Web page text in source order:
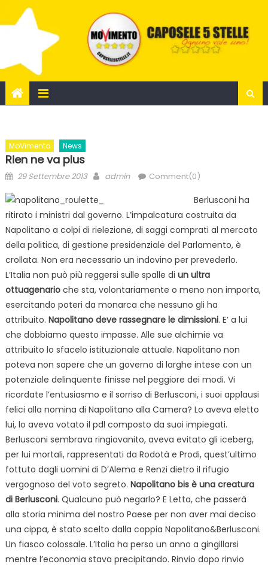
to
MoVimento News
Rien ne va plus
Posted
29 Settembre 2013 Author
admin Comment(0)
Berlusconi ha
ritirato i ministri dal governo. L’impalcatura costruita da
Napolitano a colpi di rielezione, di saggi comprati al mercato
della politica, di gestione presidenziale del Parlamento, è
crollata. Non era necessario un indovino per prevederlo.
L’Italia non può più reggersi sulle spalle di un ultra
ottuagenarioche sta, volontariamente o meno non importa,
esercitando poteri da monarca che nessuno gli ha
attribuito. Napolitano deve rassegnare le dimissioni. E’ a lui
che dobbiamo questo impasse. Alle sue alchimie va
attribuito lo sfacelo istituzionale attuale. Napolitano non
poteva non sapere che un governo di larghe intese con un
potenziale delinquente finisse nel peggiore dei modi. Vi
ricordate l’entusiasmo e il sorriso di Berlusconi, i suoi applausi
felici alla nomina di Napolitano alla Camera? Lo aveva eletto
lui, lo aveva votato il pdl composto da suoi impiegati.
Berlusconi sembrava ringiovanito, aveva evitato gli iceberg,
per lui mortali, rappresentati da Rodotà e Prodi, quest’ultimo
fottuto dagli uomini di D’Alema e Renzi dietro il rifugio
vergognoso del voto segreto. Napolitano bis è una creatura
di Berlusconi. Qualcuno può negarlo? E Letta, che passerà
alla storia minima del nostro Paese per non aver mai deciso
una cippa, è stato scelto dalla coppia Napolitano&Berlusconi.
Un fiasco colossale. L’Italia ha perso un anno a gingillarsi
mentre l’economia stava precipitando. Rinvio dopo rinvio